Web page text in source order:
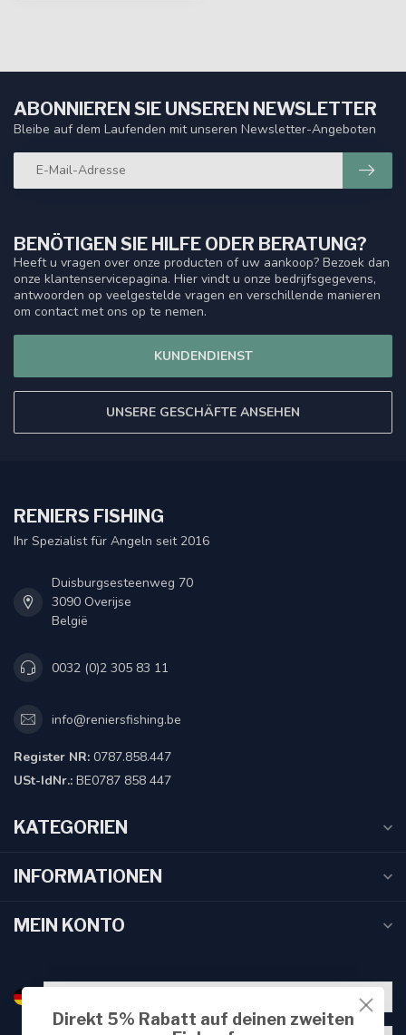
BENÖTIGEN SIE HILFE ODER BERATUNG?
Heeft u vragen over onze producten of uw aankoop? Bezoek dan
onze klantenservicepagina. Hier vindt u onze bedrijfsgegevens,
antwoorden op veelgestelde vragen en verschillende manieren
om contact met ons op te nemen.
KUNDENDIENST
UNSERE GESCHÄFTE ANSEHEN
ABONNIEREN SIE UNSEREN NEWSLETTER
Bleibe auf dem Laufenden mit unseren Newsletter-Angeboten
RENIERS FISHING
Ihr Spezialist für Angeln seit 2016
Duisburgsesteenweg 70
3090 Overijse
België
0032 (0)2 305 83 11
info@reniersfishing.be
Register NR: 0787.858.447
USt-IdNr.: BE0787 858 447
KATEGORIEN
INFORMATIONEN
MEIN KONTO
Direkt 5% Rabatt auf deinen zweiten